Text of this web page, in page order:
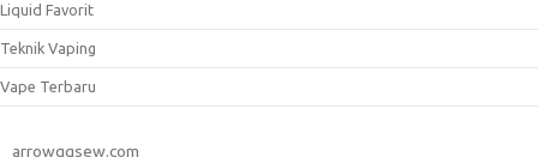
Liquid Favorit
Teknik Vaping
Vape Terbaru
arrowggsew.com